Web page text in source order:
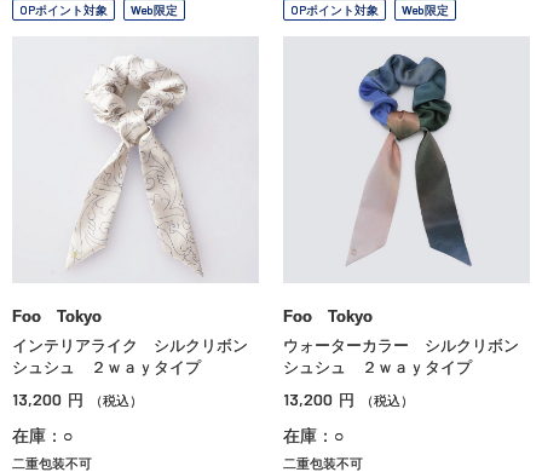
OPポイント対象 Web限定
Foo Tokyo
インテリアライク シルクリボン
シュシュ ２ｗａｙタイプ
13,200 円 （税込）
在庫：○
二重包装不可
OPポイント対象 Web限定
Foo Tokyo
ウォーターカラー シルクリボン
シュシュ ２ｗａｙタイプ
13,200 円 （税込）
在庫：○
二重包装不可